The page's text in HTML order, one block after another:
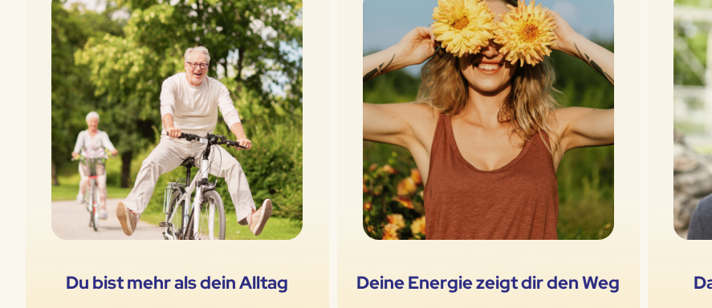
Du bist mehr als dein Alltag Deine Energie zeigt dir den Weg